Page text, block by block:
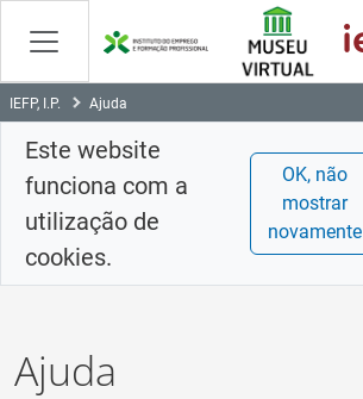
Skip
Content
IEFP, I.P. Ajuda
Este website
funciona com a
utilização de
cookies.
OK, não
mostrar
novamente
Ajuda